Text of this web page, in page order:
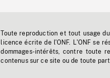
Toute reproduction et tout usage
licence écrite de l'ONF. L'ONF se
dommages-intérêts, contre toute
contenus sur ce site ou de toute